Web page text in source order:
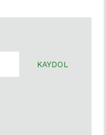
KAYDOL